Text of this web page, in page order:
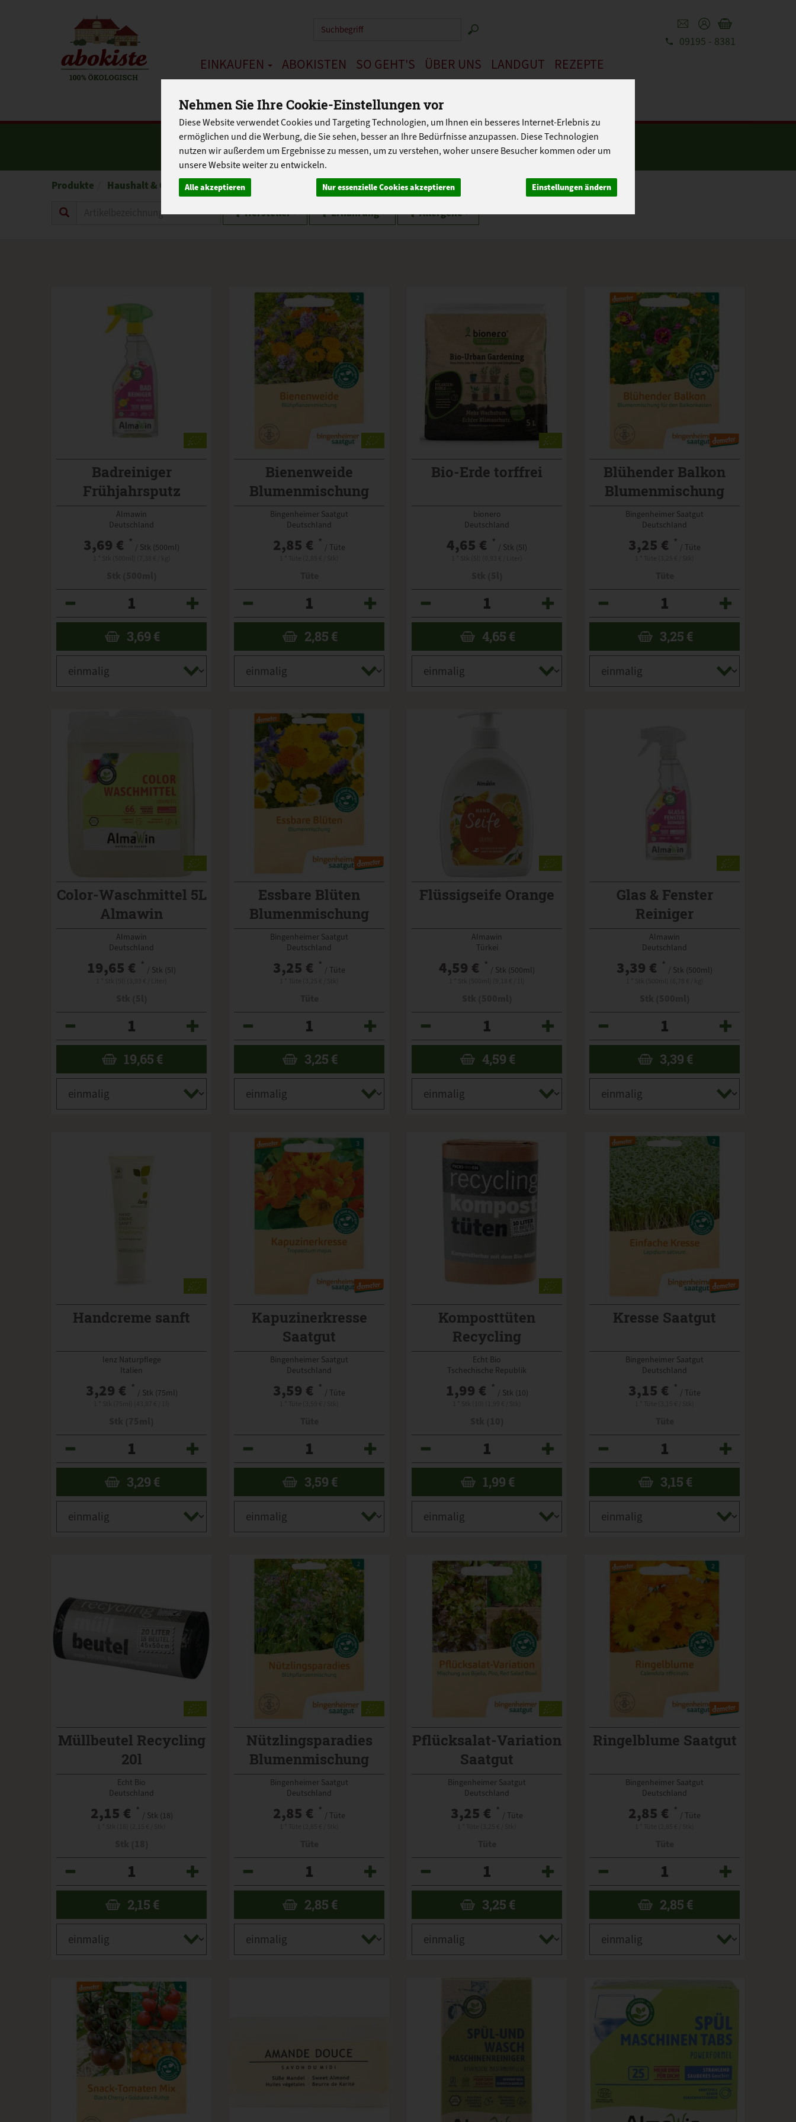
Nehmen Sie Ihre Cookie-Einstellungen vor
Diese Website verwendet Cookies und Targeting Technologien, um Ihnen ein besseres Internet-Erlebnis zu
ermöglichen und die Werbung, die Sie sehen, besser an Ihre Bedürfnisse anzupassen. Diese Technologien
nutzen wir außerdem um Ergebnisse zu messen, um zu verstehen, woher unsere Besucher kommen oder um
unsere Website weiter zu entwickeln.
Alle akzeptieren Nur essenzielle Cookies akzeptieren Einstellungen ändern
Produkt
09195 - 8381
EINKAUFEN ABOKISTEN SO GEHT'S ÜBER UNS LANDGUT
REZEPTE
Haushalt & Hygiene
Produkte Haushalt & Geschenke
Haushalt & Hygiene
Hersteller
Ernährung Allergene
Badreiniger
Frühjahrsputz
Almawin
Deutschland
3,69 € * / Stk (500ml)
3,69 €
Bienenweide
Blumenmischung
Bingenheimer Saatgut
Deutschland
2,85 € * / Tüte
2,85 €
Bio-Erde torffrei
bionero
Deutschland
4,65 € * / Stk (5l)
4,65 €
Blühender Balkon
Blumenmischung
Bingenheimer Saatgut
Deutschland
3,25 € * / Tüte
3,25 €
Color-Waschmittel 5L
Almawin
Almawin
Deutschland
19,65 € * / Stk (5l)
19,65 €
Essbare Blüten
Blumenmischung
Bingenheimer Saatgut
Deutschland
3,25 € * / Tüte
3,25 €
Flüssigseife Orange
Almawin
Türkei
4,59 € * / Stk (500ml)
4,59 €
Glas & Fenster
Reiniger
Frühjahrsputz
Almawin
Deutschland
3,39 € * / Stk (500ml)
3,39 €
Handcreme sanft
lenz Naturpflege
Italien
3,29 € * / Stk (75ml)
3,29 €
Kapuzinerkresse
Saatgut
Bingenheimer Saatgut
Deutschland
3,59 € * / Tüte
3,59 €
Komposttüten
Recycling
Echt Bio
Tschechische Republik
1,99 € * / Stk (10)
1,99 €
Kresse Saatgut
Bingenheimer Saatgut
Deutschland
3,15 € * / Tüte
3,15 €
Müllbeutel Recycling
20l
Echt Bio
Deutschland
2,15 € * / Stk (18)
2,15 €
Nützlingsparadies
Blumenmischung
Bingenheimer Saatgut
Deutschland
2,85 € * / Tüte
2,85 €
Pflücksalat-Variation
Saatgut
Bingenheimer Saatgut
Deutschland
3,25 € * / Tüte
3,25 €
Ringelblume Saatgut
Bingenheimer Saatgut
Deutschland
2,85 € * / Tüte
2,85 €